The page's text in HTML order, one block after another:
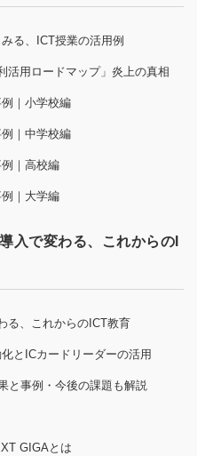
る、ICT授業の活用例
活用ロードマップ」炎上の真相
｜小学校編
｜中学校編
｜高校編
｜大学編
入で変わる、これからのI
る、これからのICT教育
とICカードリーダーの活用
と事例・今後の課題も解説
GIGAとは